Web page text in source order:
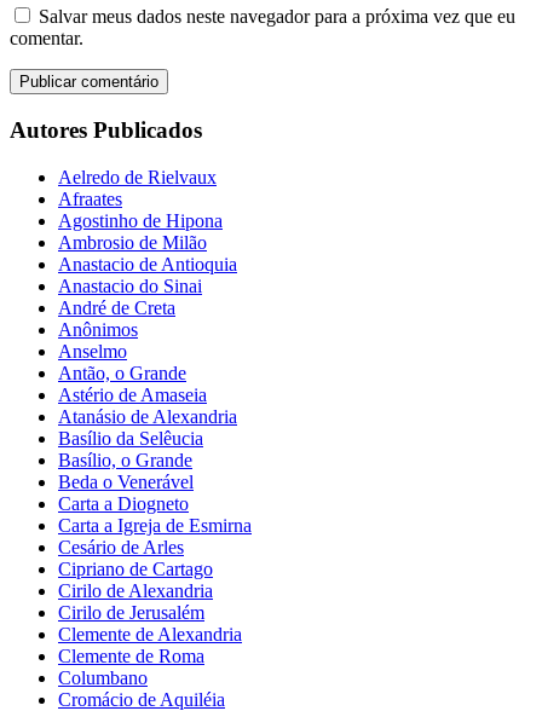
Salvar meus dados neste navegador para a próxima vez que eu
comentar.
Autores Publicados
Aelredo de Rielvaux
Afraates
Agostinho de Hipona
Ambrosio de Milão
Anastacio de Antioquia
Anastacio do Sinai
André de Creta
Anônimos
Anselmo
Antão, o Grande
Astério de Amaseia
Atanásio de Alexandria
Basílio da Selêucia
Basílio, o Grande
Beda o Venerável
Carta a Diogneto
Carta a Igreja de Esmirna
Cesário de Arles
Cipriano de Cartago
Cirilo de Alexandria
Cirilo de Jerusalém
Clemente de Alexandria
Clemente de Roma
Columbano
Cromácio de Aquiléia